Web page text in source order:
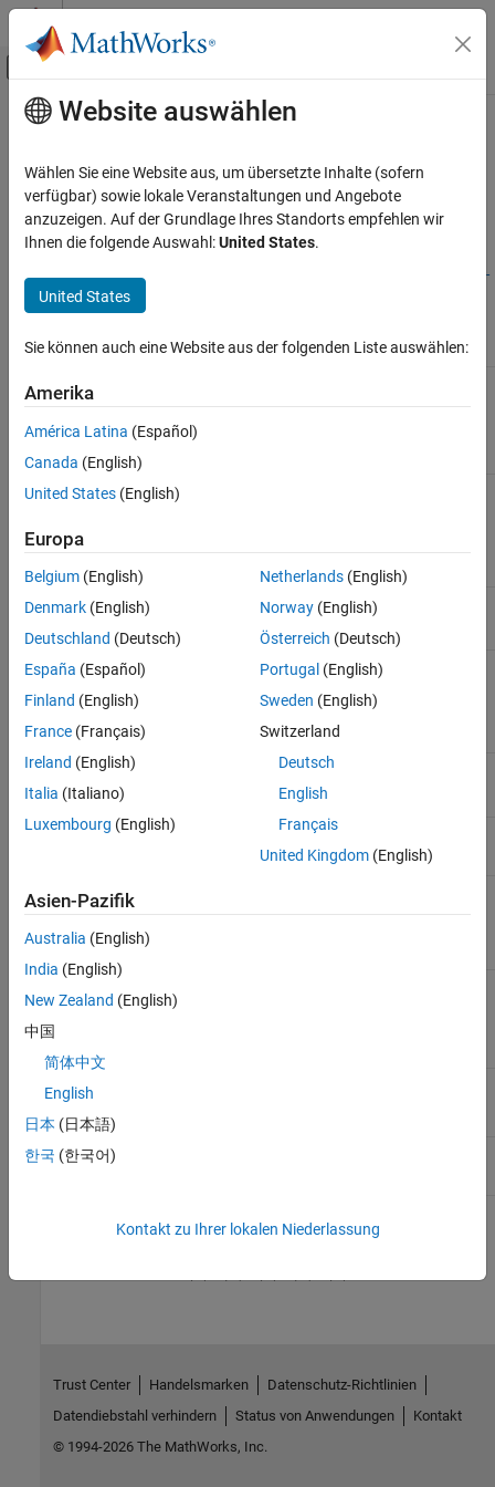
Weiter zum Inhalt
Umschaltung für Off-Canvas-
Startseite der Dokumentation
Aerospace Toolbox
Vehicle Motion Analysis
Flight Simulator Interfaces
Aerospace Toolbox
Animation Based on MATLAB
Aerospace Toolbox
Vehicle Motion Analysis
AC3D Files and Thumbnails Overview
Hauptinhalt
AC3D Files and Thumbnails
Overview
Aerospace Toolboxdemos use the following AC3D files, located in
the matlabroot\toolbox\aero\animation\AC3D
https://www.flightgear.org/download/download-
aircraft/and click the
Thumbnail AC3D File
bluewedge.ac
body_xyzisrgb.ac
greenarrow.ac
How useful was this information?
Website auswählen
Wählen Sie eine Website aus, um übersetzte Inhalte (sofern
verfügbar) sowie lokale Veranstaltungen und Angebote
anzuzeigen. Auf der Grundlage Ihres Standorts empfehlen wir
Ihnen die folgende Auswahl:United States.
United States
Sie können auch eine Website aus der folgenden Liste auswählen:
Amerika
América Latina (Español)
Canada (English)
United States (English)
Europa
Belgium (English)
Denmark (English)
Deutschland (Deutsch)
España (Español)
Finland (English)
France (Français)
Ireland (English)
Italia (Italiano)
Luxembourg (English)
Netherlands(English)
Norway(English)
Österreich (Deutsch)
Portugal (English)
Sweden (English)
Switzerland
Deutsch
English
Français
United Kingdom(English)
Asien-Pazifik
Australia (English)
India (English)
New Zealand (English)
中国
简体中文
English
日本 (日本語)
한국 (한국어)
Kontakt zu Ihrer lokalen Niederlassung
Trust Center Handelsmarken
Datenschutz-Richtlinien
Datendiebstahl verhindern
Status von Anwendungen
Kontakt
© 1994-2026 The MathWorks, Inc.